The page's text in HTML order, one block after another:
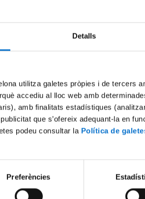
Detalls
utilitza galetes pròpies i de tercers
accediu al lloc web amb
amb finalitats estadístiques
que s’ofereix adequant-la en
podeu consultar la Política de
Preferències
promoció i
Carla Puerto